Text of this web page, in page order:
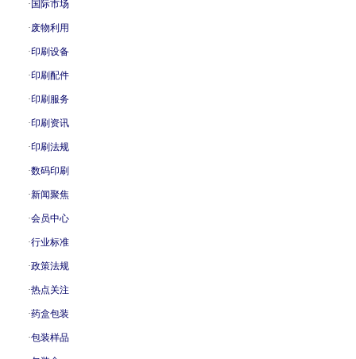
· 国际市场
·废物利用
·印刷设备
·印刷配件
·印刷服务
·印刷资讯
·印刷法规
·数码印刷
·新闻聚焦
·会员中心
·行业标准
·政策法规
·热点关注
·药盒包装
·包装样品